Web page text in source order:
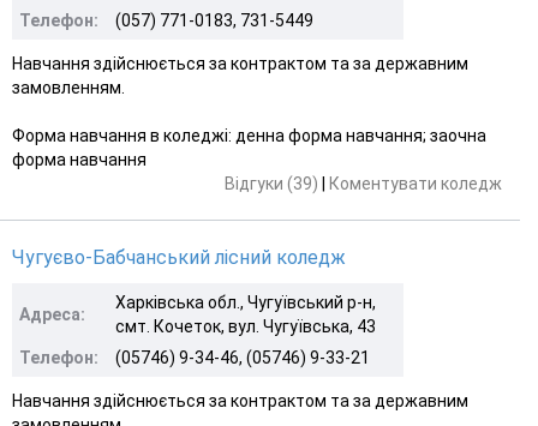
Телефон:
(057) 771-0183, 731-5449
Навчання здійснюється за контрактом та за державним
замовленням.
Форма навчання в коледжі: денна форма навчання; заочна
форма навчання
Відгуки (39)
Коментувати коледж
Чугуєво-Бабчанський лісний коледж
Адреса:
Харківська обл., Чугуївський р-н,
смт. Кочеток, вул. Чугуївська, 43
Телефон:
(05746) 9-34-46, (05746) 9-33-21
Навчання здійснюється за контрактом та за державним